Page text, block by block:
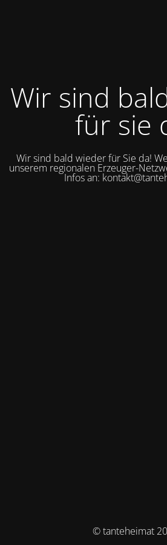
Wir sind
für sie
Wir sind bald wieder für Sie da!
unserem regionalen Erzeuger-
Infos an:
© tanteheimat